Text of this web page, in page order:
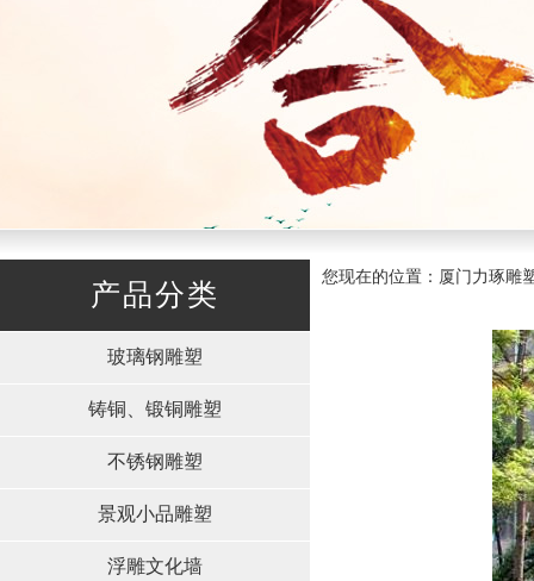
产品分类
玻璃钢雕塑
铸铜、锻铜雕塑
不锈钢雕塑
景观小品雕塑
浮雕文化墙
您现在的位置：厦门力琢雕